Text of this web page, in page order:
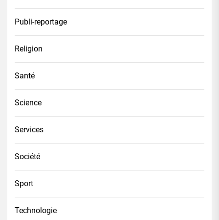
Publi-reportage
Religion
Santé
Science
Services
Société
Sport
Technologie